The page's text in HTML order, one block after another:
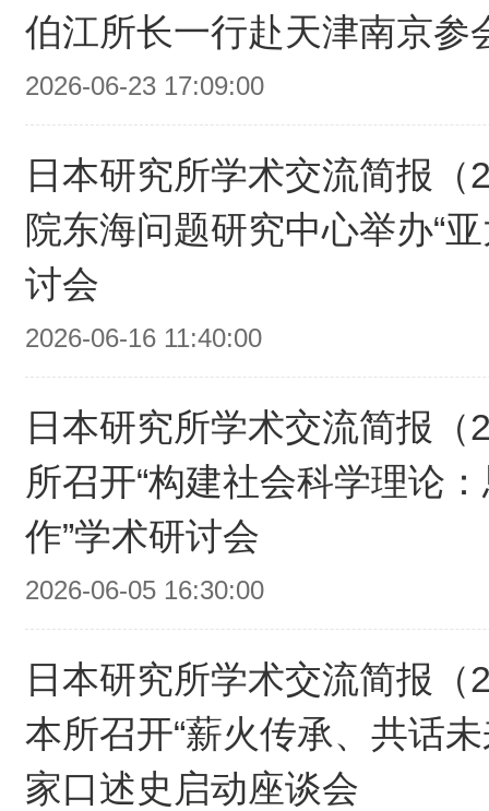
伯江所长一行赴天津南京参
2026-06-23 17:09:00
日本研究所学术交流简报（
院东海问题研究中心举办“
讨会
2026-06-16 11:40:00
日本研究所学术交流简报（
所召开“构建社会科学理论
作”学术研讨会
2026-06-05 16:30:00
日本研究所学术交流简报（
本所召开“薪火传承、共话
家口述史启动座谈会